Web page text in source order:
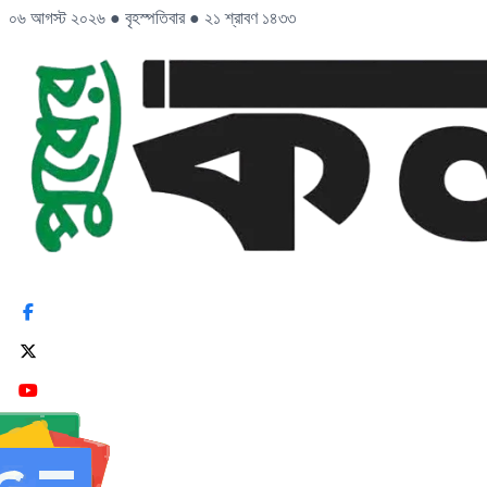
০৬ আগস্ট ২০২৬ ● বৃহস্পতিবার ● ২১ শ্রাবণ ১৪৩৩